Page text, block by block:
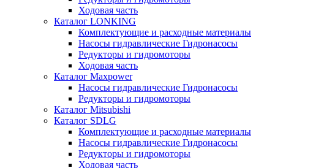
Ходовая часть
Каталог LONKING
Комплектующие и расходные материалы
Насосы гидравлические Гидронасосы
Редукторы и гидромоторы
Ходовая часть
Каталог Maxpower
Насосы гидравлические Гидронасосы
Редукторы и гидромоторы
Каталог Mitsubishi
Каталог SDLG
Комплектующие и расходные материалы
Насосы гидравлические Гидронасосы
Редукторы и гидромоторы
Ходовая часть